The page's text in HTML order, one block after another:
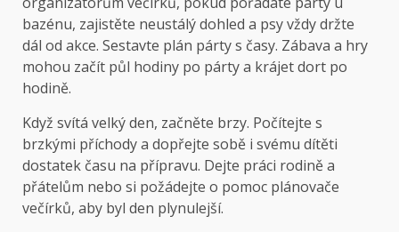
bazénu, zajistěte neustálý dohled a psy vždy držte
dál od akce. Sestavte plán párty s časy. Zábava a hry
mohou začít půl hodiny po párty a krájet dort po
hodině.
Když svítá velký den, začněte brzy. Počítejte s
brzkými příchody a dopřejte sobě i svému dítěti
dostatek času na přípravu. Dejte práci rodině a
přátelům nebo si požádejte o pomoc plánovače
večírků, aby byl den plynulejší.